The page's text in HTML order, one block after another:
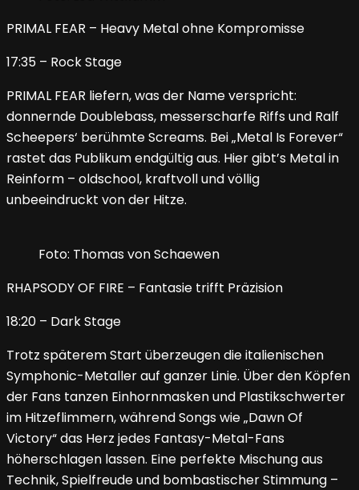
PRIMAL FEAR – Heavy Metal ohne Kompromisse
17:35 – Rock Stage
PRIMAL FEAR liefern, was der Name verspricht:
donnernde Doublebass, messerscharfe Riffs und Ralf
Scheepers‘ berühmte Screams. Bei „Metal Is Forever“
rastet das Publikum endgültig aus. Hier gibt’s Metal in
Reinform – oldschool, kraftvoll und völlig
unbeeindruckt von der Hitze.
Foto: Thomas von Schaewen
RHAPSODY OF FIRE – Fantasie trifft Präzision
18:20 – Dark Stage
Trotz späterem Start überzeugen die italienischen
Symphonic-Metaller auf ganzer Linie. Über den Köpfen
der Fans tanzen Einhornmasken und Plastikschwerter
im Hitzeflimmern, während Songs wie „Dawn Of
Victory“ das Herz jedes Fantasy-Metal-Fans
höherschlagen lassen. Eine perfekte Mischung aus
Technik, Spielfreude und bombastischer Stimmung –